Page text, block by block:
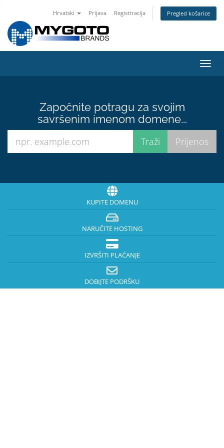
Hrvatski Prijava Registtracija Pregled košarice
Započnite potragu za svojim
savršenim imenom domene...
KUPITE DOMENU
NARUČITE HOSTING
IZVRŠITI PLAĆANJE
DOBIJTE PODRŠKU